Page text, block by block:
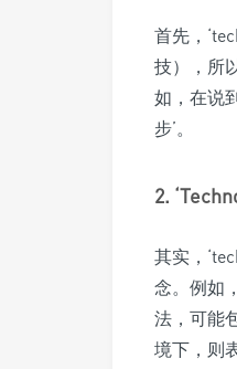
首先，
技），所
如，在说
步’。
2.
其实，
念。例如
法，可能
境下，则